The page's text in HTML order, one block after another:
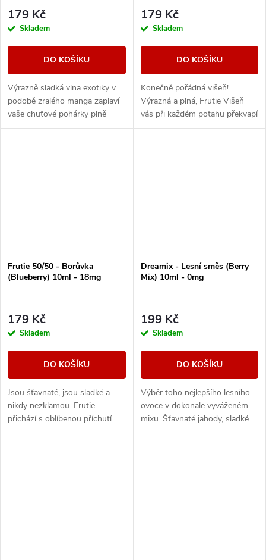
179 Kč
Skladem
DO KOŠÍKU
Výrazně sladká vlna exotiky v
podobě zralého manga zaplaví
vaše chuťové pohárky plně
ovocnou příchutí.
179 Kč
Skladem
DO KOŠÍKU
Konečně pořádná višeň!
Výrazná a plná, Frutie Višeň
vás při každém potahu překvapí
svou intenzivní a věrnou chutí,
Frutie 50/50 - Borůvka
(Blueberry) 10ml - 18mg
179 Kč
Skladem
DO KOŠÍKU
Jsou šťavnaté, jsou sladké a
nikdy nezklamou. Frutie
přichází s oblíbenou příchutí
borůvek, která vám prostě
Dreamix - Lesní směs (Berry
Mix) 10ml - 0mg
199 Kč
Skladem
DO KOŠÍKU
Výběr toho nejlepšího lesního
ovoce v dokonale vyváženém
mixu. Šťavnaté jahody, sladké
maliny nebo vyzrálé borůvky, to